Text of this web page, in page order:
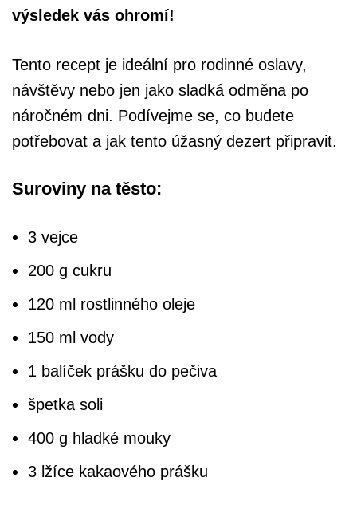
výsledek vás ohromí!
Tento recept je ideální pro rodinné oslavy,
návštěvy nebo jen jako sladká odměna po
náročném dni. Podívejme se, co budete
potřebovat a jak tento úžasný dezert připravit.
Suroviny na těsto:
3 vejce
200 g cukru
120 ml rostlinného oleje
150 ml vody
1 balíček prášku do pečiva
špetka soli
400 g hladké mouky
3 lžíce kakaového prášku